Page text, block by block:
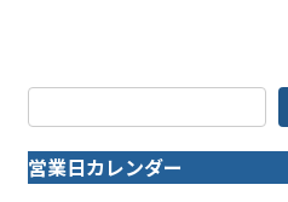
営業日カレンダー